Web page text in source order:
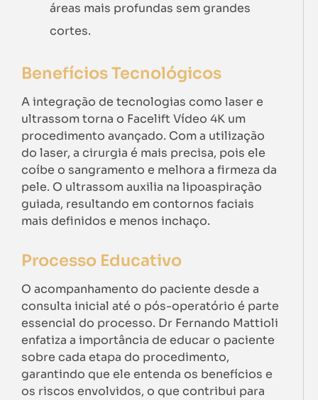
áreas mais profundas sem grandes
cortes.
Benefícios Tecnológicos
A integração de tecnologias como laser e
ultrassom torna o Facelift Vídeo 4K um
procedimento avançado. Com a utilização
do laser, a cirurgia é mais precisa, pois ele
coíbe o sangramento e melhora a firmeza da
pele. O ultrassom auxilia na lipoaspiração
guiada, resultando em contornos faciais
mais definidos e menos inchaço.
Processo Educativo
O acompanhamento do paciente desde a
consulta inicial até o pós-operatório é parte
essencial do processo. Dr Fernando Mattioli
enfatiza a importância de educar o paciente
sobre cada etapa do procedimento,
garantindo que ele entenda os benefícios e
os riscos envolvidos, o que contribui para